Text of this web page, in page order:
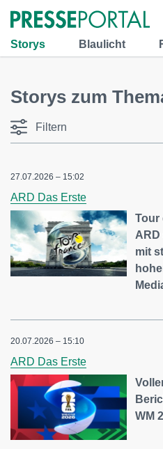
Storys Blaulicht
Storys zum
Filtern
27.07.2026 – 15:02
ARD Das Erste
Tour
mit
20.07.2026 – 15:10
ARD Das Erste
WM